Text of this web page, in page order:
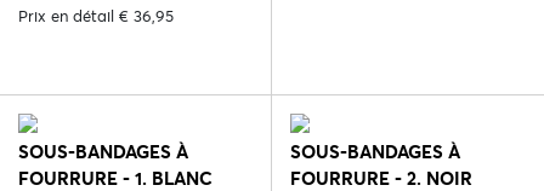
Prix en détail € 36,95
SOUS-BANDAGES À
FOURRURE - 1. BLANC
SOUS-BANDAGES À
FOURRURE - 2. NOIR